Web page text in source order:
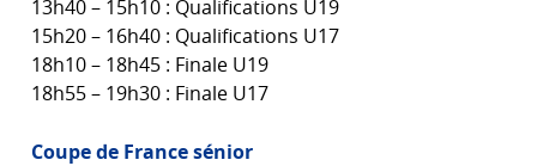
13h40 – 15h10 : Qualifications U19
15h20 – 16h40 : Qualifications U17
18h10 – 18h45 : Finale U19
18h55 – 19h30 : Finale U17
Coupe de France sénior